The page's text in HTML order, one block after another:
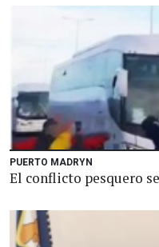
PUERTO MADRYN
El conflicto pesquero